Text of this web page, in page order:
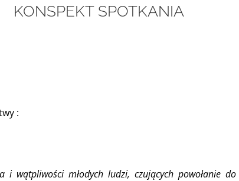
KONSPEKT SPOTKANIA
:
wątpliwości młodych ludzi, czujących powołanie